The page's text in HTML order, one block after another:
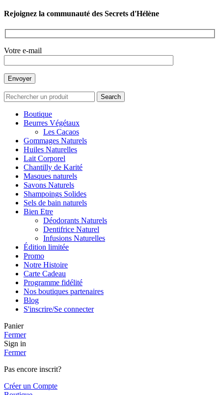
Rejoignez la communauté des Secrets d'Hélène
Votre e-mail
Search
Boutique
Beurres Végétaux
Les Cacaos
Gommages Naturels
Huiles Naturelles
Lait Corporel
Chantilly de Karité
Masques naturels
Savons Naturels
Shampoings Solides
Sels de bain naturels
Bien Etre
Déodorants Naturels
Dentifrice Naturel
Infusions Naturelles
Édition limitée
Promo
Notre Histoire
Carte Cadeau
Programme fidélité
Nos boutiques partenaires
Blog
S'inscrire/Se connecter
Panier
Fermer
Sign in
Fermer
Pas encore inscrit?
Créer un Compte